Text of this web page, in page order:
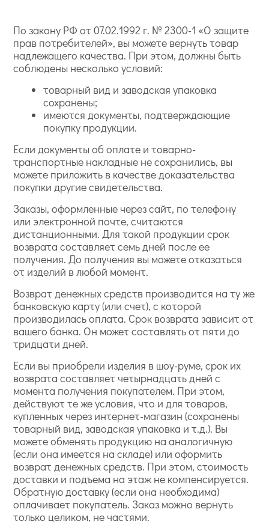
По закону РФ от 07.02.1992 г. № 2300-1 «О защите
прав потребителей», вы можете вернуть товар
надлежащего качества. При этом, должны быть
соблюдены несколько условий:
товарный вид и заводская упаковка
сохранены;
имеются документы, подтверждающие
покупку продукции.
Если документы об оплате и товарно-
транспортные накладные не сохранились, вы
можете приложить в качестве доказательства
покупки другие свидетельства.
Заказы, оформленные через сайт, по телефону
или электронной почте, считаются
дистанционными. Для такой продукции срок
возврата составляет семь дней после ее
получения. До получения вы можете отказаться
от изделий в любой момент.
Возврат денежных средств производится на ту же
банковскую карту (или счет), с которой
производилась оплата. Срок возврата зависит от
вашего банка. Он может составлять от пяти до
тридцати дней.
Если вы приобрели изделия в шоу-руме, срок их
возврата составляет четырнадцать дней с
момента получения покупателем. При этом,
действуют те же условия, что и для товаров,
купленных через интернет-магазин (сохранены
товарный вид, заводская упаковка и т.д.). Вы
можете обменять продукцию на аналогичную
(если она имеется на складе) или оформить
возврат денежных средств. При этом, стоимость
доставки и подъема на этаж не компенсируется.
Обратную доставку (если она необходима)
оплачивает покупатель. Заказ можно вернуть
только целиком, не частями.